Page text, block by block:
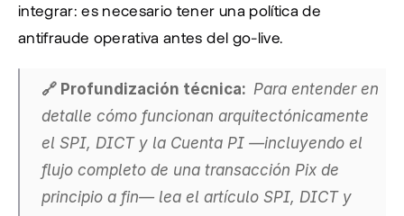
integrar: es necesario tener una política de
antifraude operativa antes del go-live.
🔗 Profundización técnica: Para entender en
detalle cómo funcionan arquitectónicamente
el SPI, DICT y la Cuenta PI —incluyendo el
flujo completo de una transacción Pix de
principio a fin— lea el artículo SPI, DICT y